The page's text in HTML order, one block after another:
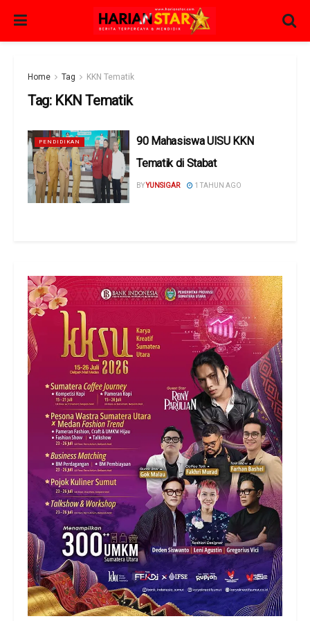
Home Tag KKN Tematik
Tag: KKN Tematik
PENDIDIKAN
90 Mahasiswa UISU KKN
Tematik di Stabat
BYYUNSIGAR 1 TAHUN AGO